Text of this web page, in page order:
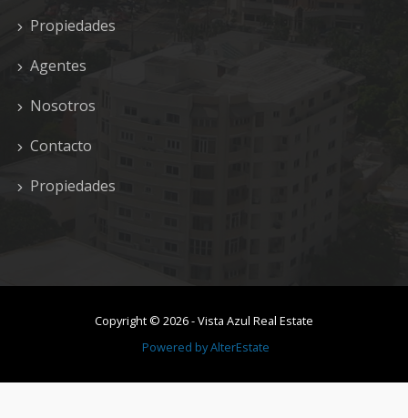
Propiedades
Agentes
Nosotros
Contacto
Propiedades
Copyright © 2026-Vista Azul Real Estate
Powered byAlterEstate